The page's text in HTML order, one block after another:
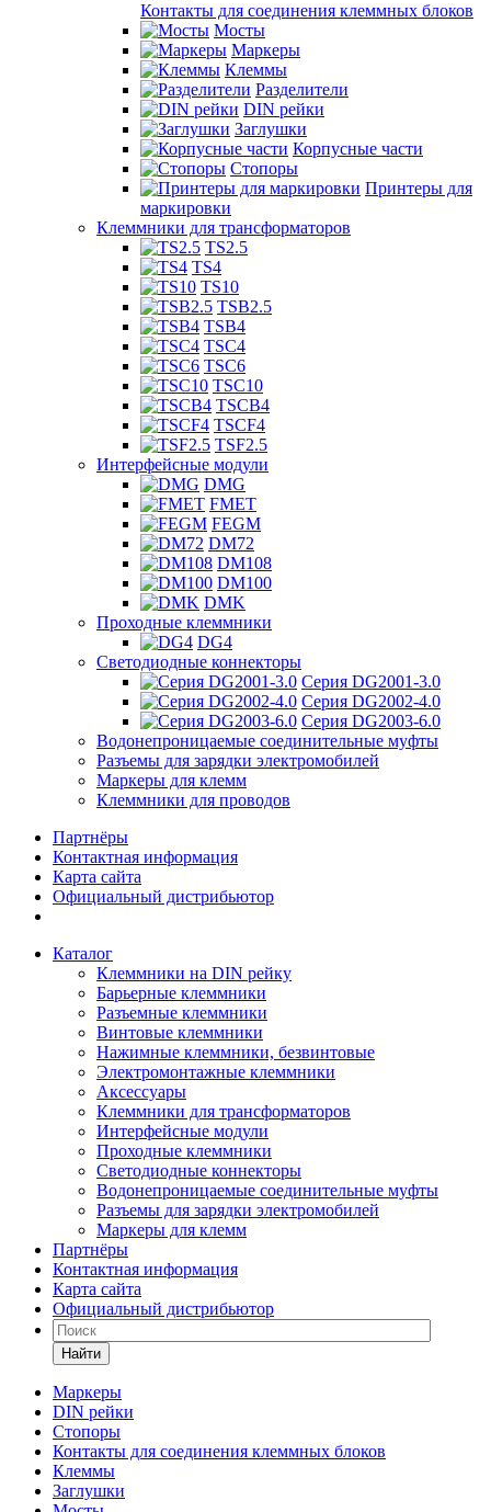
Контакты для соединения клеммных блоков
Мосты
Маркеры
Клеммы
Разделители
DIN рейки
Заглушки
Корпусные части
Стопоры
Принтеры для
маркировки
Клеммники для трансформаторов
TS2.5
TS4
TS10
TSB2.5
TSB4
TSC4
TSC6
TSC10
TSCB4
TSCF4
TSF2.5
Интерфейсные модули
DMG
FMET
FEGM
DM72
DM108
DM100
DMK
Проходные клеммники
DG4
Светодиодные коннекторы
Серия DG2001-3.0
Серия DG2002-4.0
Серия DG2003-6.0
Водонепроницаемые соединительные муфты
Разъемы для зарядки электромобилей
Маркеры для клемм
Клеммники для проводов
Партнёры
Контактная информация
Карта сайта
Официальный дистрибьютор
Каталог
Клеммники на DIN рейку
Барьерные клеммники
Разъемные клеммники
Винтовые клеммники
Нажимные клеммники, безвинтовые
Электромонтажные клеммники
Аксессуары
Клеммники для трансформаторов
Интерфейсные модули
Проходные клеммники
Светодиодные коннекторы
Водонепроницаемые соединительные муфты
Разъемы для зарядки электромобилей
Маркеры для клемм
Партнёры
Контактная информация
Карта сайта
Официальный дистрибьютор
Найти
Маркеры
DIN рейки
Стопоры
Контакты для соединения клеммных блоков
Клеммы
Заглушки